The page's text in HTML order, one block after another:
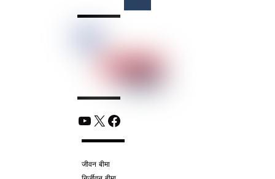
YouTube
X Facebook
जीवन बीमा